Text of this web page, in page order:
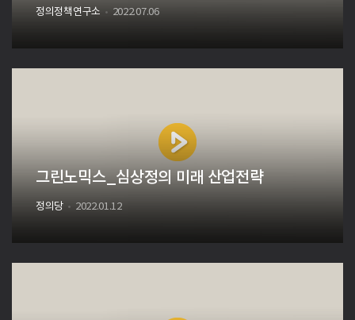
정의정책연구소 2022.07.06
그린노믹스_심상정의 미래 산업전략
정의당 2022.01.12